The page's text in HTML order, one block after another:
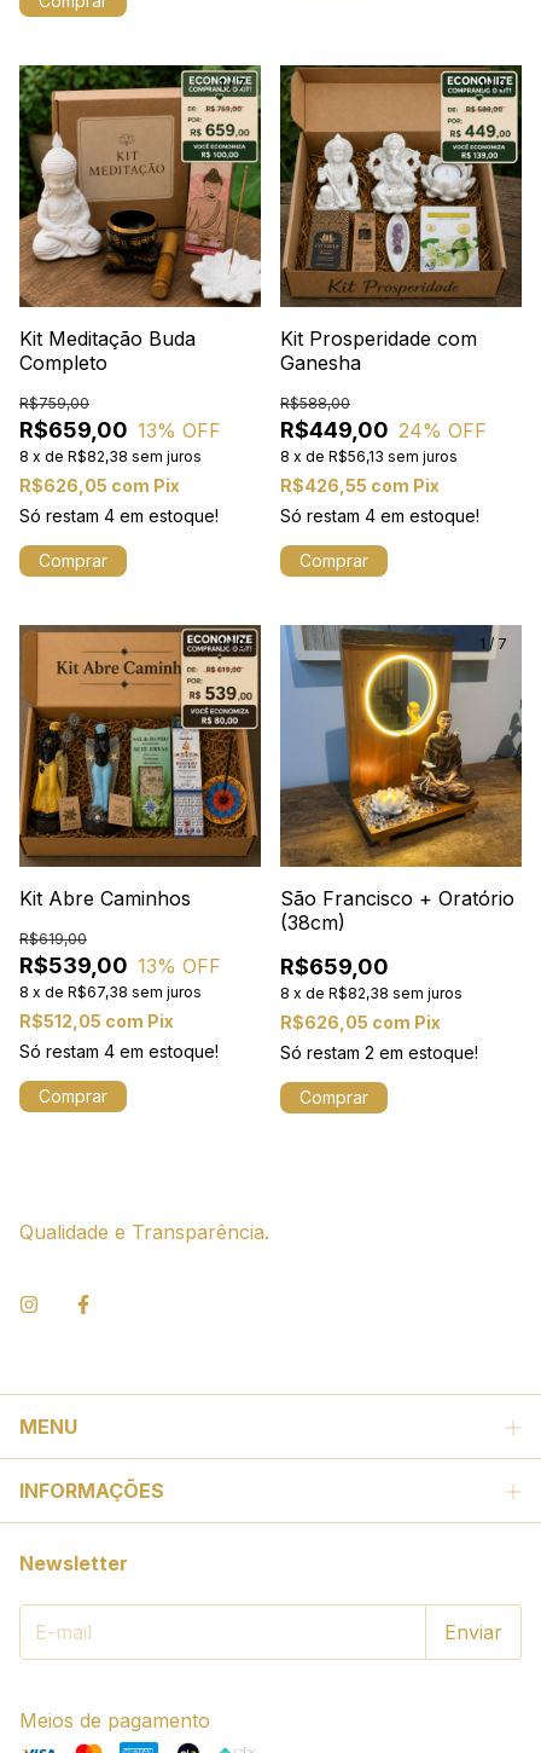
1/7
Kit Meditação Buda
Completo
R$659,00
R$759,00
13% OFF
8 x de R$82,38 sem juros
R$626,05 com Pix
Só restam 4 em estoque!
1/9
Kit Prosperidade com
Ganesha
R$449,00
R$588,00
24% OFF
8 x de R$56,13 sem juros
R$426,55 com Pix
Só restam 4 em estoque!
1/8
Kit Abre Caminhos
R$539,00
R$619,00
13% OFF
8 x de R$67,38 sem juros
R$512,05 com Pix
Só restam 4 em estoque!
1 / 7
São Francisco + Oratório
(38cm)
R$659,00
8 x de R$82,38 sem juros
R$626,05 com Pix
Só restam 2 em estoque!
Qualidade e Transparência.
MENU
INFORMAÇÕES
Newsletter
Meios de pagamento